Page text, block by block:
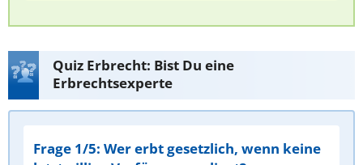
Quiz Erbrecht: Bist Du eine
Erbrechtsexperte
Frage 1/5: Wer erbt gesetzlich, wenn keine